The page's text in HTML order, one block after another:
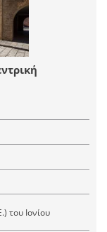
του Ιονίου